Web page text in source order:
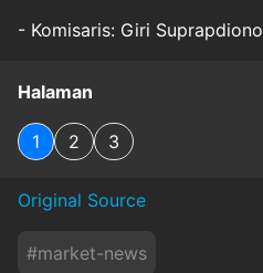
- Komisaris: Giri Suprapdiono
Halaman
1 2 3
Original Source
#market-news